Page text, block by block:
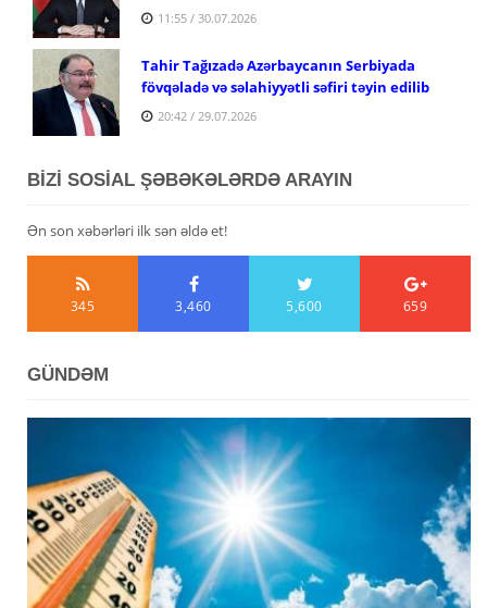
11:55 / 30.07.2026
Tahir Tağızadə Azərbaycanın Serbiyada
fövqəladə və səlahiyyətli səfiri təyin edilib
20:42 / 29.07.2026
BİZİ SOSİAL ŞƏBƏKƏLƏRDƏ ARAYIN
Ən son xəbərləri ilk sən əldə et!
345 3,460 5,600 659
GÜNDƏM